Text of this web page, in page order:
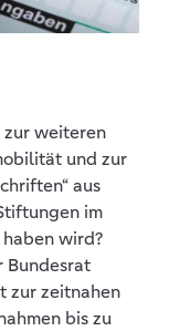
zur weiteren
und zur
aus
im
wird?
Bundesrat
zur zeitnahen
bis zu